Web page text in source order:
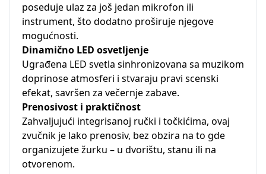
poseduje ulaz za još jedan mikrofon ili
instrument, što dodatno proširuje njegove
mogućnosti.
Dinamično LED osvetljenje
Ugrađena LED svetla sinhronizovana sa muzikom
doprinose atmosferi i stvaraju pravi scenski
efekat, savršen za večernje zabave.
Prenosivost i praktičnost
Zahvaljujući integrisanoj ručki i točkićima, ovaj
zvučnik je lako prenosiv, bez obzira na to gde
organizujete žurku – u dvorištu, stanu ili na
otvorenom.